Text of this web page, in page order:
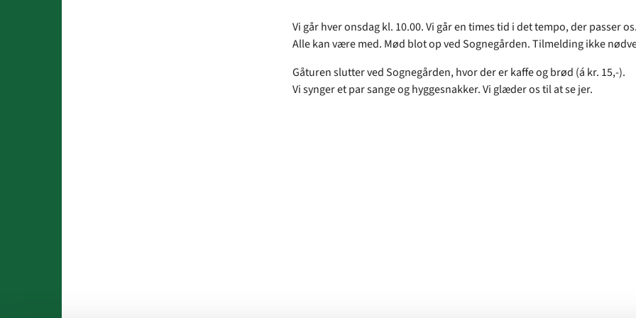
Vi går hver onsdag kl. 10.00. Vi går en times tid i det tempo, der passer os.
Alle kan være med. Mød blot op ved Sognegården. Tilmelding ikke
Gåturen slutter ved Sognegården, hvor der er kaffe og brød (á kr. 15,-).
Vi synger et par sange og hyggesnakker. Vi glæder os til at se jer.